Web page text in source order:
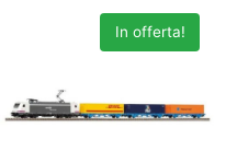
In offerta!